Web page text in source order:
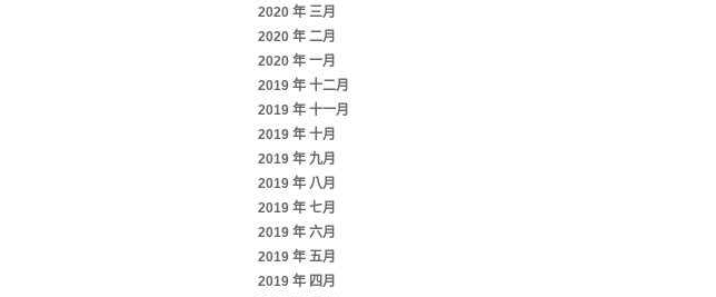
2020 年 三月
2020 年 二月
2020 年 一月
2019 年 十二月
2019 年 十一月
2019 年 十月
2019 年 九月
2019 年 八月
2019 年 七月
2019 年 六月
2019 年 五月
2019 年 四月